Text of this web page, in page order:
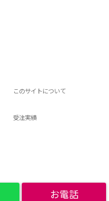
このサイトについて
受注実績
, 2019 All Rights Reserved.